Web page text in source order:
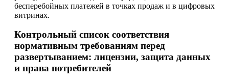
бесперебойных платежей в точках продаж и в цифровых
витринах.
Контрольный список соответствия
нормативным требованиям перед
развертыванием: лицензии, защита данных
и права потребителей